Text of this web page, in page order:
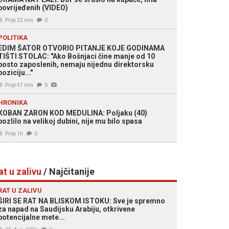
(VIDEO)
Prije 32 min 0
ŠATOR OTVORIO PITANJE KOJE GODINAMA
STOLAC: "Ako Bošnjaci čine manje od 10
zaposlenih, nemaju nijednu direktorsku
Prije 47 min 0
ZARON KOD MEDULINA: Poljaku (40)
na velikoj dubini, nije mu bilo spasa
Prije 1h 0
u zalivu / Najčitanije
U ZALIVU
SE RAT NA BLISKOM ISTOKU: Sve je spremno
napad na Saudijsku Arabiju, otkrivene
mete...